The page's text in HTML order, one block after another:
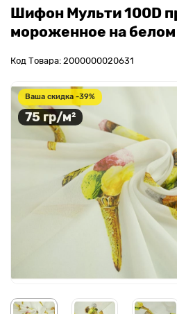
Шифон Мульти 100D
мороженное на белом
Код Товара: 2000000020631
Ваша скидка -39%
75 гр/м²